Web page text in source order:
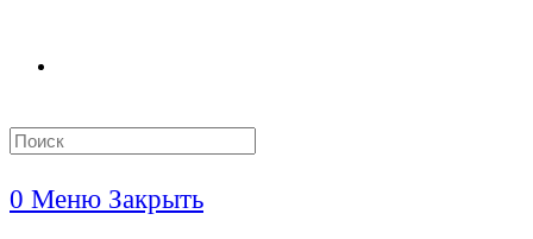
Search
this
0 Меню Закрыть